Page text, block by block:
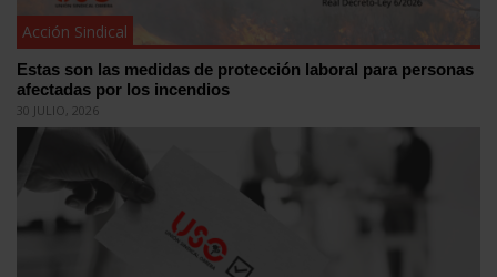
Acción Sindical
Estas son las medidas de protección laboral para personas
afectadas por los incendios
30 JULIO, 2026